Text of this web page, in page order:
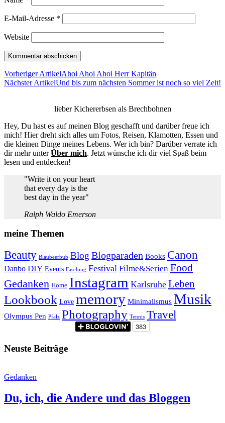
E-Mail-Adresse *
Website
Vorheriger ArtikelAhoi Ahoi Ahoi Herr Kapitän
Nächster ArtikelUnd bis zum nächsten Sommer ist noch so viel Zeit!
lieber Kichererbsen als Brechbohnen
Hey, Du hast es auf meinen Blog geschafft und darüber freue ich
mich! Hier dreht sich alles um Fotos, Reisen, Klamotten, Essen und
die kleinen Dinge meines Lebens. Wer ich bin? Darüber verrate ich
dir mehr unterÜber mich. Jetzt wünsche ich dir viel Spaß beim
lesen und entdecken!
"Write it on your heart
that every day is the
best day in the year"
Ralph Waldo Emerson
meine Themen
Beauty Blaubeerbub Blog Blogparaden Books Canon
Danbo DIY Events Fasching Festival Filme&Serien Food
Gedanken Home Instagram Karlsruhe Leben
Lookbook Love memory Minimalismus Musik
Olympus Pen Pfalz Photography Tennis Travel
Neuste Beiträge
Gedanken
Du, ich, die Andere und das Bloggen